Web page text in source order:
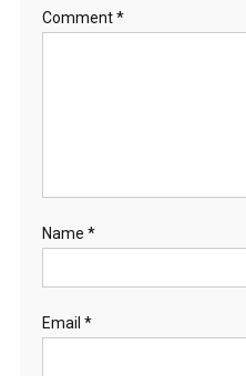
Comment*
Name *
Email *